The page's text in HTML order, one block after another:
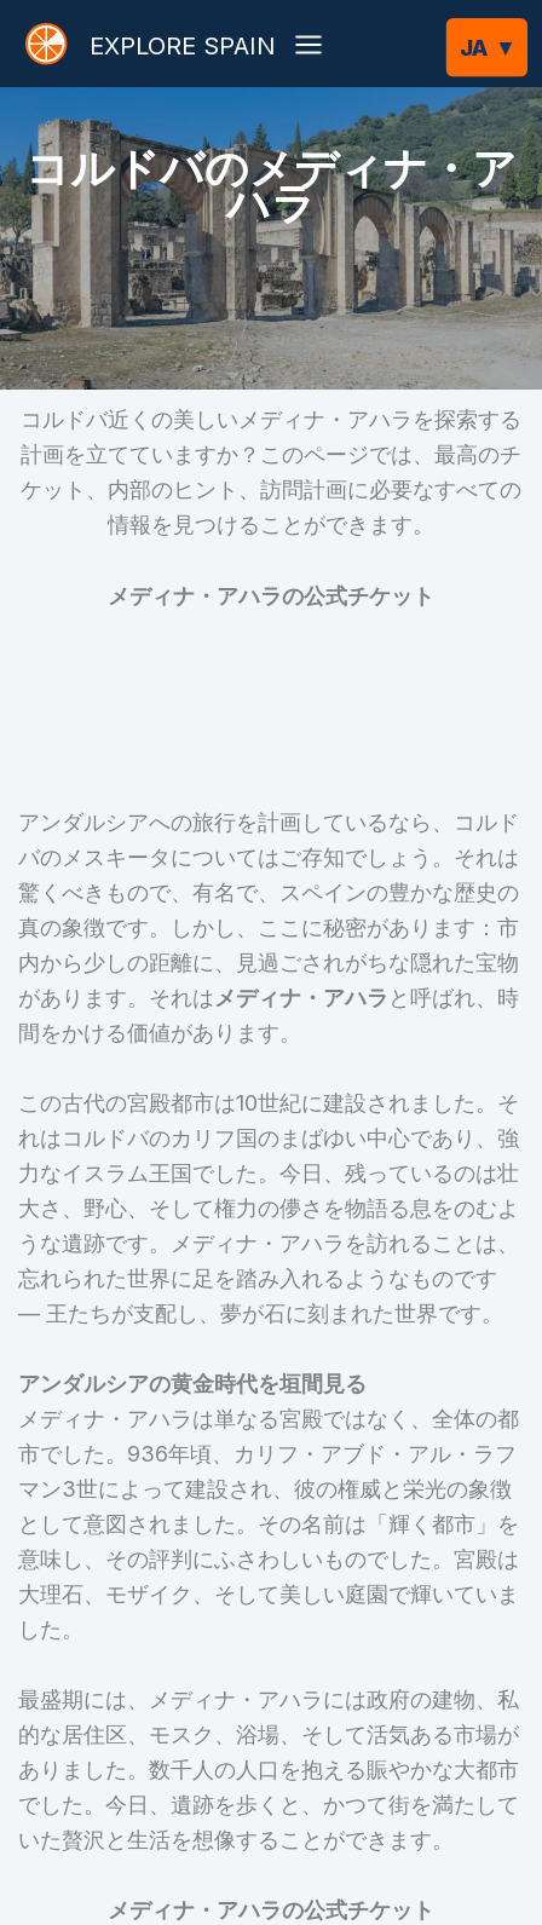
を
キ
ッ
プ
EXPLORE SPAIN
コルドバのメディナ・ア
ハラ
コルドバ近くの美しいメディナ・アハラを探索する
計画を立てていますか？このページでは、最高のチ
ケット、内部のヒント、訪問計画に必要なすべての
情報を見つけることができます。
メディナ・アハラの公式チケット
アンダルシアへの旅行を計画しているなら、コルド
バのメスキータについてはご存知でしょう。それは
驚くべきもので、有名で、スペインの豊かな歴史の
真の象徴です。しかし、ここに秘密があります：市
内から少しの距離に、見過ごされがちな隠れた宝物
があります。それは メディナ・アハラ と呼ばれ、時
間をかける価値があります。
この古代の宮殿都市は10世紀に建設されました。そ
れはコルドバのカリフ国のまばゆい中心であり、強
力なイスラム王国でした。今日、残っているのは壮
大さ、野心、そして権力の儚さを物語る息をのむよ
うな遺跡です。メディナ・アハラを訪れることは、
忘れられた世界に足を踏み入れるようなものです
— 王たちが支配し、夢が石に刻まれた世界です。
アンダルシアの黄金時代を垣間見る
メディナ・アハラは単なる宮殿ではなく、全体の都
市でした。936年頃、カリフ・アブド・アル・ラフ
マン3世によって建設され、彼の権威と栄光の象徴
として意図されました。その名前は「輝く都市」を
意味し、その評判にふさわしいものでした。宮殿は
大理石、モザイク、そして美しい庭園で輝いていま
した。
最盛期には、メディナ・アハラには政府の建物、私
的な居住区、モスク、浴場、そして活気ある市場が
ありました。数千人の人口を抱える賑やかな大都市
でした。今日、遺跡を歩くと、かつて街を満たして
いた贅沢と生活を想像することができます。
メディナ・アハラの公式チケット